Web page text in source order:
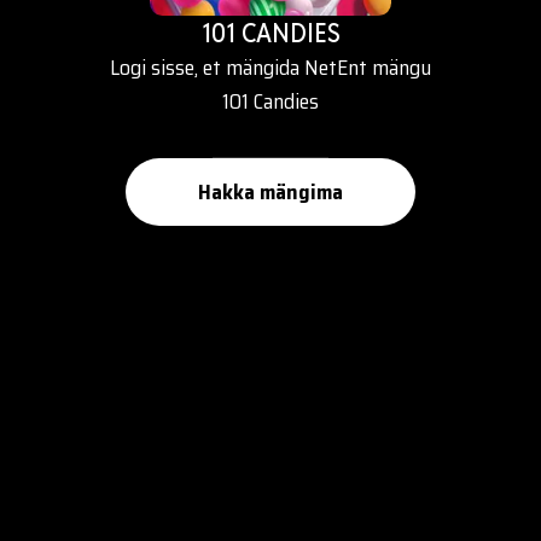
101 CANDIES
Logi sisse, et mängida NetEnt mängu
101 Candies
Hakka mängima